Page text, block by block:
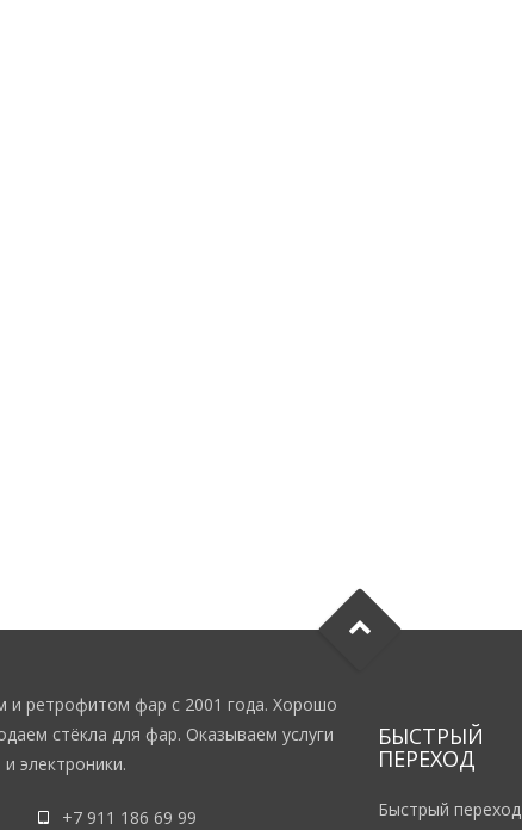
ретрофитом фар с 2001 года. Хорошо
стёкла для фар. Оказываем услуги
электроники.
+7 911 186 69 99
БЫСТРЫЙ
ПЕРЕХОД
Быстрый переход